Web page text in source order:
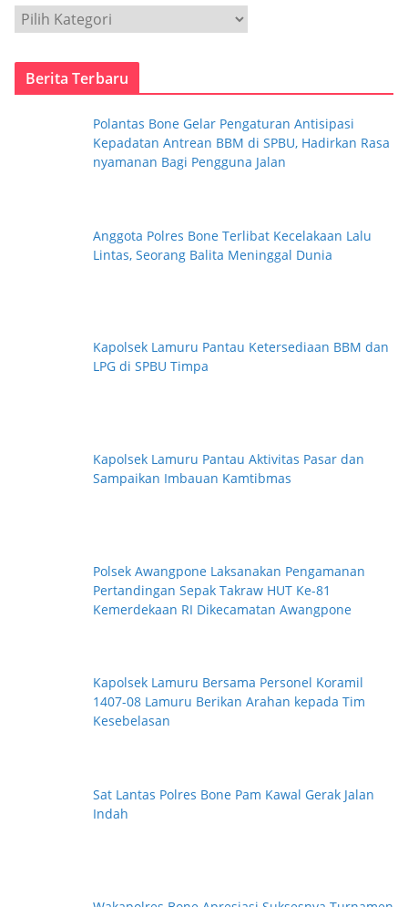
p
a
t
Berita Terbaru
Polantas Bone Gelar Pengaturan Antisipasi
Kepadatan Antrean BBM di SPBU, Hadirkan Rasa
nyamanan Bagi Pengguna Jalan
Anggota Polres Bone Terlibat Kecelakaan Lalu
Lintas, Seorang Balita Meninggal Dunia
Kapolsek Lamuru Pantau Ketersediaan BBM dan
LPG di SPBU Timpa
Kapolsek Lamuru Pantau Aktivitas Pasar dan
Sampaikan Imbauan Kamtibmas
Polsek Awangpone Laksanakan Pengamanan
Pertandingan Sepak Takraw HUT Ke-81
Kemerdekaan RI Dikecamatan Awangpone
Kapolsek Lamuru Bersama Personel Koramil
1407-08 Lamuru Berikan Arahan kepada Tim
Kesebelasan
Sat Lantas Polres Bone Pam Kawal Gerak Jalan
Indah